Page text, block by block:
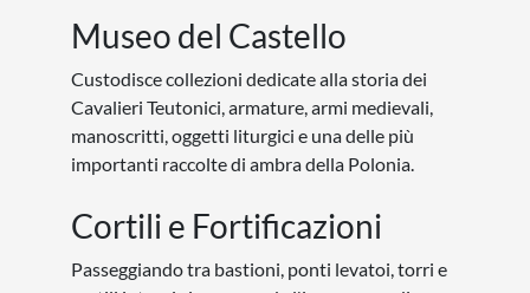
Museo del Castello
Custodisce collezioni dedicate alla storia dei
Cavalieri Teutonici, armature, armi medievali,
manoscritti, oggetti liturgici e una delle più
importanti raccolte di ambra della Polonia.
Cortili e Fortificazioni
Passeggiando tra bastioni, ponti levatoi, torri e